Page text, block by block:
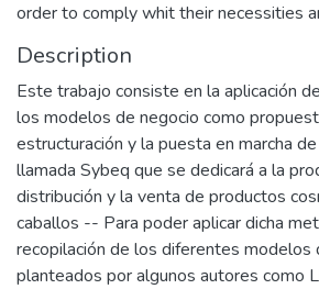
order to comply whit their necessities
Description
Este trabajo consiste en la aplicación
los modelos de negocio como
estructuración y la puesta en marcha
llamada Sybeq que se dedicará a la
distribución y la venta de productos
caballos -- Para poder aplicar dicha
recopilación de los diferentes modelos
planteados por algunos autores como